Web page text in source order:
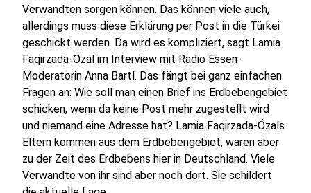
Verwandten sorgen können. Das können viele auch,
allerdings muss diese Erklärung per Post in die Türkei
geschickt werden. Da wird es kompliziert, sagt Lamia
Faqirzada-Özal im Interview mit Radio Essen-
Moderatorin Anna Bartl. Das fängt bei ganz einfachen
Fragen an: Wie soll man einen Brief ins Erdbebengebiet
schicken, wenn da keine Post mehr zugestellt wird
und niemand eine Adresse hat? Lamia Faqirzada-Özals
Eltern kommen aus dem Erdbebengebiet, waren aber
zu der Zeit des Erdbebens hier in Deutschland. Viele
Verwandte von ihr sind aber noch dort. Sie schildert